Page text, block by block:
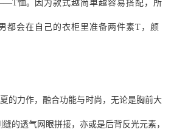
恤。 因为款式越简单越容易搭配，所
都会在自己的衣柜里准备两件素T，颜
的力作，融合功能与时尚，无论是胸前大
的透气网眼拼接，亦或是后背反光元素，